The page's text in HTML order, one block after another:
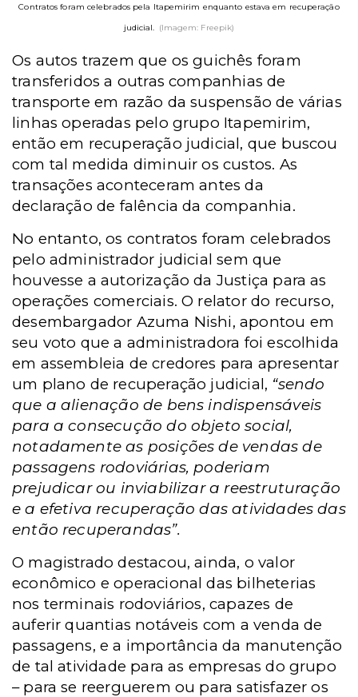
Contratos foram celebrados pela Itapemirim enquanto estava em recuperação
judicial.
(Imagem: Freepik)
Os autos trazem que os guichês foram
transferidos a outras companhias de
transporte em razão da suspensão de várias
linhas operadas pelo grupo Itapemirim,
então em recuperação judicial, que buscou
com tal medida diminuir os custos. As
transações aconteceram antes da
declaração de falência da companhia.
No entanto, os contratos foram celebrados
pelo administrador judicial sem que
houvesse a autorização da Justiça para as
operações comerciais. O relator do recurso,
desembargador Azuma Nishi, apontou em
seu voto que a administradora foi escolhida
em assembleia de credores para apresentar
um plano de recuperação judicial, “sendo
que a alienação de bens indispensáveis
para a consecução do objeto social,
notadamente as posições de vendas de
passagens rodoviárias, poderiam
prejudicar ou inviabilizar a reestruturação
e a efetiva recuperação das atividades das
então recuperandas”.
O magistrado destacou, ainda, o valor
econômico e operacional das bilheterias
nos terminais rodoviários, capazes de
auferir quantias notáveis com a venda de
passagens, e a importância da manutenção
de tal atividade para as empresas do grupo
– para se reerguerem ou para satisfazer os